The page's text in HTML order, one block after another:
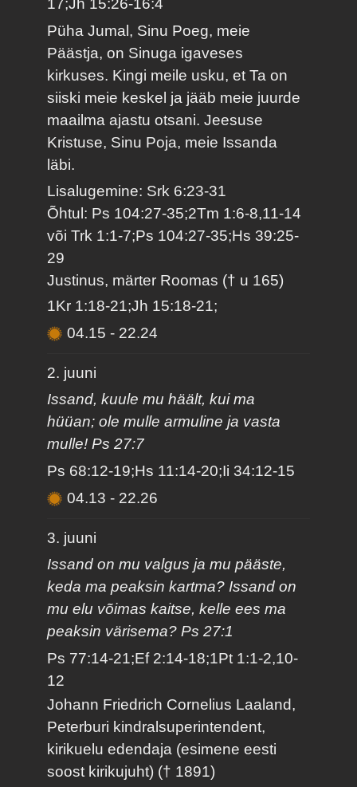
17;Jh 15:26-16:4
Püha Jumal, Sinu Poeg, meie
Päästja, on Sinuga igaveses
kirkuses. Kingi meile usku, et Ta on
siiski meie keskel ja jääb meie juurde
maailma ajastu otsani. Jeesuse
Kristuse, Sinu Poja, meie Issanda
läbi.
Lisalugemine: Srk 6:23-31
Õhtul: Ps 104:27-35;2Tm 1:6-8,11-14
või Trk 1:1-7;Ps 104:27-35;Hs 39:25-
29
Justinus, märter Roomas († u 165)
1Kr 1:18-21;Jh 15:18-21;
04.15- 22.24
2. juuni
Issand, kuule mu häält, kui ma
hüüan; ole mulle armuline ja vasta
mulle! Ps 27:7
Ps 68:12-19;Hs 11:14-20;Ii 34:12-15
04.13- 22.26
3. juuni
Issand on mu valgus ja mu pääste,
keda ma peaksin kartma? Issand on
mu elu võimas kaitse, kelle ees ma
peaksin värisema? Ps 27:1
Ps 77:14-21;Ef 2:14-18;1Pt 1:1-2,10-
12
Johann Friedrich Cornelius Laaland,
Peterburi kindralsuperintendent,
kirikuelu edendaja (esimene eesti
soost kirikujuht) († 1891)